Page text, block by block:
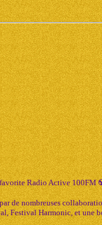
Radio Active 100FM
de nombreuses
Festival Harmonic, et une